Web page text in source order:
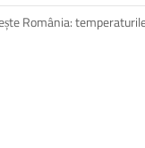
România: